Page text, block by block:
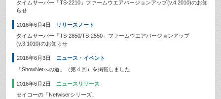
タイムサーバー「TS-2210」ファームウエアバージョンアップ(v.4.2010)のお知
らせ
2016年6月4日
リリースノート
タイムサーバー「TS-2850/TS-2550」ファームウエアバージョンアップ
(v.3.1010)のお知らせ
2016年6月3日
ニュース・イベント
「ShowNetへの道」（第４回）を掲載しました
2016年6月2日
ニュースリリース
セイコーの「Netwiserシリーズ」